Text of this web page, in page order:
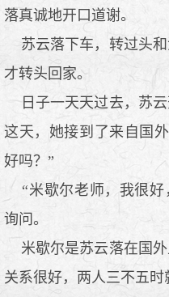
落真诚地开口道谢。
苏云落下车，转过头和
才转头回家。
日子一天天过去，苏云
这天，她接到了来自国
好吗？”
“米歇尔老师，我很好
询问。
米歇尔是苏云落在国外
关系很好，两人三不五时